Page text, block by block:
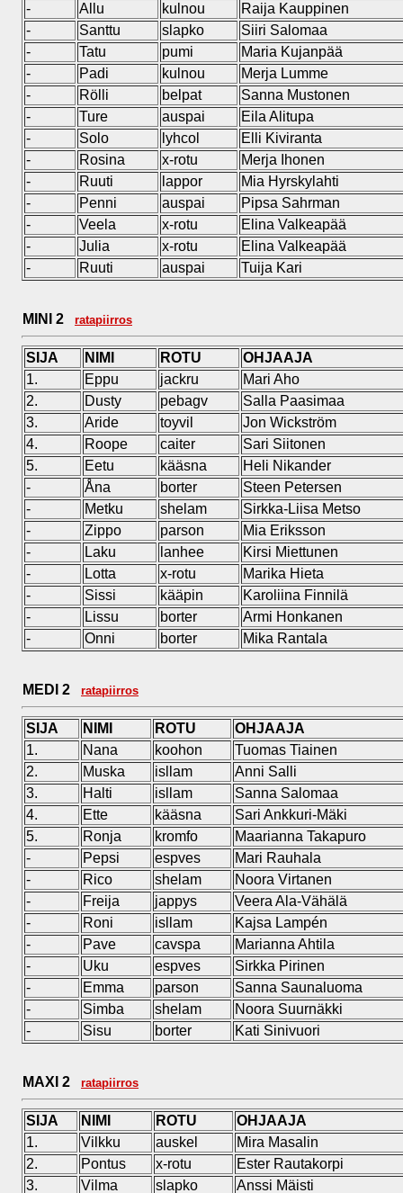
-
Allu kulnou
Raija Kauppinen
-
Santtu slapko
Siiri Salomaa
-
Tatu pumi
Maria Kujanpää
-
Padi kulnou
Merja Lumme
-
Rölli belpat
Sanna Mustonen
-
Ture auspai
Eila Alitupa
-
Solo lyhcol
Elli Kiviranta
-
Rosina x-rotu
Merja Ihonen
-
Ruuti lappor
Mia Hyrskylahti
-
Penni auspai
Pipsa Sahrman
-
Veela x-rotu
Elina Valkeapää
-
Julia x-rotu
Elina Valkeapää
-
Ruuti auspai Tuija Kari
MINI 2 ratapiirros
SIJA NIMI ROTU
OHJAAJA
1.
Eppu jackru
Mari Aho
2.
Dusty pebagv
Salla Paasimaa
3.
Aride toyvil
Jon Wickström
4.
Roope caiter
Sari Siitonen
5.
Eetu kääsna
Heli Nikander
-
Åna borter
Steen Petersen
-
Metku shelam
Sirkka-Liisa Metso
-
Zippo parson
Mia Eriksson
-
Laku lanhee
Kirsi Miettunen
-
Lotta x-rotu
Marika Hieta
-
Sissi kääpin
Karoliina Finnilä
-
Lissu borter
Armi Honkanen
-
Onni borter Mika Rantala
MEDI 2 ratapiirros
SIJA NIMI ROTU
OHJAAJA
1.
Nana koohon
Tuomas Tiainen
2.
Muska isllam
Anni Salli
3.
Halti isllam
Sanna Salomaa
4.
Ette kääsna
Sari Ankkuri-Mäki
5.
Ronja kromfo
Maarianna Takapuro
-
Pepsi espves
Mari Rauhala
-
Rico shelam
Noora Virtanen
-
Freija jappys
Veera Ala-Vähälä
-
Roni isllam
Kajsa Lampén
-
Pave cavspa
Marianna Ahtila
-
Uku espves
Sirkka Pirinen
-
Emma parson
Sanna Saunaluoma
-
Simba shelam
Noora Suurnäkki
-
Sisu borter Kati Sinivuori
MAXI 2 ratapiirros
SIJA NIMI ROTU
OHJAAJA
1.
Vilkku auskel
Mira Masalin
2.
Pontus x-rotu
Ester Rautakorpi
3.
Vilma slapko Anssi Mäisti